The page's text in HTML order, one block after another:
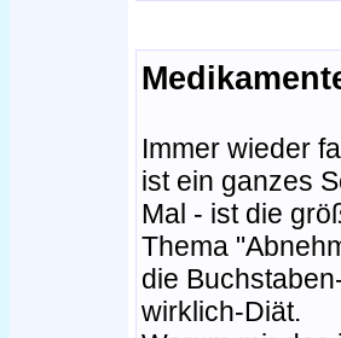
Immer wieder
ist ein ganzes
Mal - ist die
Thema
die
wirklich-Diät.